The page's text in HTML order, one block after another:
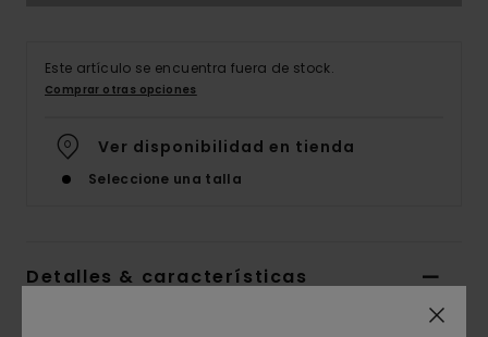
Este artículo se encuentra fuera de stock.
Comprar otras opciones
Ver disponibilidad en tienda
Seleccione una talla
Detalles & características